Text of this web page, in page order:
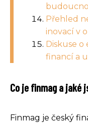
Přehled
inovací v
Diskuse o
financí a
Co je finmag a jaké
Finmag je český